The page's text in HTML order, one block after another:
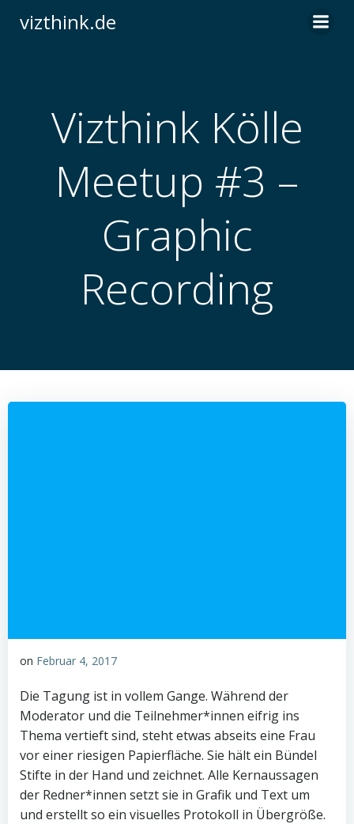
vizthink.de
Vizthink Kölle
Meetup #3 –
Graphic
Recording
on Februar 4, 2017
Die Tagung ist in vollem Gange. Während der
Moderator und die Teilnehmer*innen eifrig ins
Thema vertieft sind, steht etwas abseits eine Frau
vor einer riesigen Papierfläche. Sie hält ein Bündel
Stifte in der Hand und zeichnet. Alle Kernaussagen
der Redner*innen setzt sie in Grafik und Text um
und erstellt so ein visuelles Protokoll in Übergröße.